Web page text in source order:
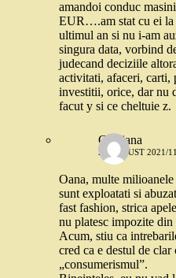
amandoi conduc
EUR….am stat cu ei la
ultimul an si nu i-am
singura data, vorbind
judecand deciziile
activitati, afaceri, carti,
investitii, orice, dar nu
facut y si ce cheltuie z.
Cristiana
26 AUGUST 2021/
Oana, multe
sunt exploatati si
fast fashion, strica
nu platesc impozite
Acum, stiu ca
cred ca e destul de clar
„consumerismul”.